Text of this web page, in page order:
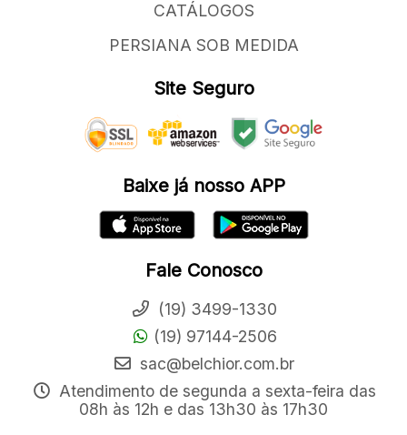
CATÁLOGOS
PERSIANA SOB MEDIDA
Site Seguro
Baixe já nosso APP
Fale Conosco
(19) 3499-1330
(19) 97144-2506
sac@belchior.com.br
Atendimento de segunda a sexta-feira das
08h às 12h e das 13h30 às 17h30